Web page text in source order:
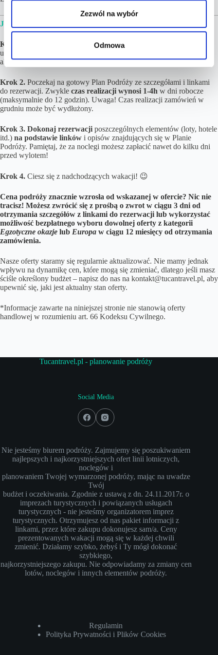
Zezwól na wybór
Odmowa
JAK WYGLĄDA REALIZACJA ZAMÓWIENIA?
Krok 1.
Złóż i opłać zamówienie. Jeżeli w podróży będzie brało
udział więcej niż 8 osób lub chciałbyś upewnić się, iż cena jest wciąż
aktualna – napisz do nas na kontakt@tucantravel.pl
Krok 2. Poczekaj na gotowy Plan Podróży ze szczegółami i linkami
do rezerwacji. Zwykle czas realizacji wynosi 1-4h w dni robocze
(maksymalnie do 12 godzin). Uwaga! Czas realizacji zamówień w
grudniu może być wydłużony.
Krok 3. Dokonaj rezerwacji poszczególnych elementów (loty, hotele
itd.) na podstawie linków i opisów znajdujących się w Planie
Podróży. Pamiętaj, że za noclegi możesz zapłacić nawet do kilku dni
przed wylotem!
Krok 4. Ciesz się z nadchodzących wakacji! 😉
Cena podróży znacznie wzrosła od wskazanej w ofercie? Nic nie
tracisz! Możesz zwrócić się z prośbą o zwrot w ciągu 3 dni od
otrzymania szczegółów z linkami do rezerwacji lub wykorzystać
możliwość bezpłatnego wyboru dowolnej oferty z kategorii
Egzotyczne okazje lub Europa w ciągu 12 miesięcy od otrzymania
zamówienia.
Nasze oferty staramy się regularnie aktualizować. Nie mamy jednak
wpływu na dynamikę cen, które mogą się zmieniać, dlatego jeśli masz
ściśle określony budżet – napisz do nas na kontakt@tucantravel.pl, aby
upewnić się, jaki jest aktualny stan oferty.
*Informacje zawarte na niniejszej stronie nie stanowią oferty
handlowej w rozumieniu art. 66 Kodeksu Cywilnego.
Tucantravel.pl - planowanie podróży
Social Media
Nie jesteśmy biurem podróży. Zajmujemy się poszukiwaniem
najlepszych i najkorzystniejszych ofert linii lotniczych,
noclegów i
planowaniem Twojej wymarzonej podróży, mając na uwadze
Twój
budżet i oczekiwania. Zgodnie z ustawą z dn. 24.11.2017r. o
imprezach turystycznych i powiązanych usługach
turystycznych - nie jesteśmy organizatorem imprez
turystycznych. Otrzymujesz od nas pakiet informacji z
linkami, przez które zakupu dokonujesz sam/a. Ceny
prezentowanych wakacji mogą się w każdej chwili
zmienić. Działamy szybko, żebyś i Ty mógł dokonać
szybkiego,
najkorzystniejszego zakupu. Nie odpowiadamy za zmiany cen
lotów, noclegów i innych elementów podróży.
Regulamin
Polityka Prywatności i Plików Cookies